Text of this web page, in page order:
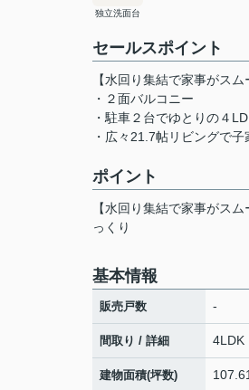
独立洗面台
セールスポイント
【水回り集結で家事がスム
・２面バルコニー
・駐車２台でゆとりの４
・広々21.7帖リビングで
ポイント
【水回り集結で家事がスム
っくり
基本情報
販売戸数 -
間取り / 詳細 4LDK
建物面積(坪数)